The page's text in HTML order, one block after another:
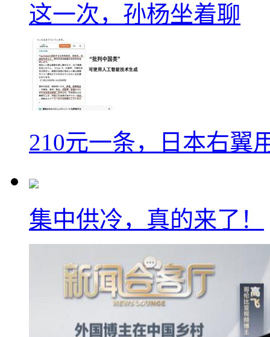
这一次，孙杨坐着聊
210元一条，日本右翼
集中供冷，真的来了！